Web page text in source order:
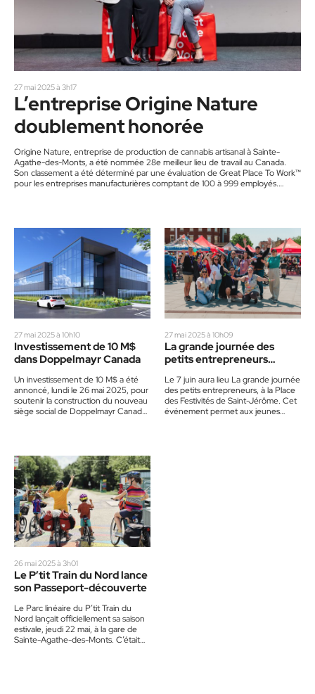
27 mai 2025 à 3h17
L’entreprise Origine Nature
doublement honorée
Origine Nature, entreprise de production de cannabis artisanal à Sainte-
Agathe-des-Monts, a été nommée 28e meilleur lieu de travail au Canada.
Son classement a été déterminé par une évaluation de Great Place To Work™
pour les entreprises manufacturières comptant de 100 à 999 employés.
ventes et…
27 mai 2025 à 10h10
Investissement de 10 M$
dans Doppelmayr Canada
Un investissement de 10 M$ a été
annoncé, lundi le 26 mai 2025, pour
soutenir la construction du nouveau
siège social de Doppelmayr Canada,
27 mai 2025 à 10h09
La grande journée des
petits entrepreneurs
Le 7 juin aura lieu La grande journée
des petits entrepreneurs, à la Place
des Festivités de Saint-Jérôme. Cet
événement permet aux jeunes
26 mai 2025 à 3h01
Le P’tit Train du Nord lance
son Passeport-découverte
Le Parc linéaire du P’tit Train du
Nord lançait officiellement sa saison
estivale, jeudi 22 mai, à la gare de
Sainte-Agathe-des-Monts. C’était